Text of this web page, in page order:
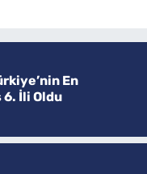
En
İli Oldu